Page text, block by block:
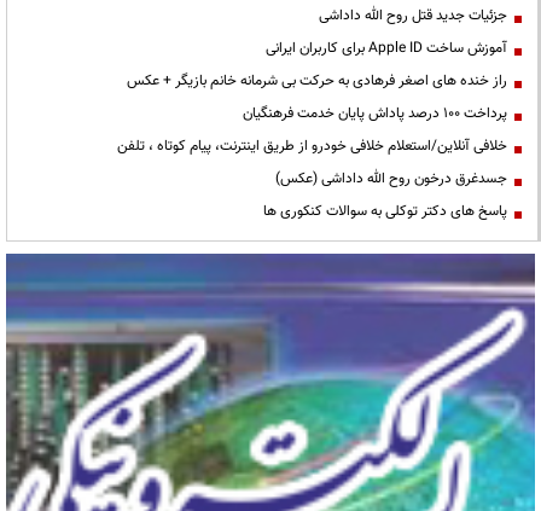
جزئیات جدید قتل روح الله داداشی
آموزش ساخت Apple ID برای کاربران ایرانی
راز خنده های اصغر فرهادی به حرکت بی شرمانه خانم بازیگر + عکس
پرداخت ۱۰۰ درصد پاداش پایان خدمت فرهنگیان
خلافی آنلاین/استعلام خلافی خودرو از طریق اینترنت، پیام کوتاه ، تلفن
جسدغرق درخون روح الله داداشی (عکس)
پاسخ های دکتر توکلی به سوالات کنکوری ها